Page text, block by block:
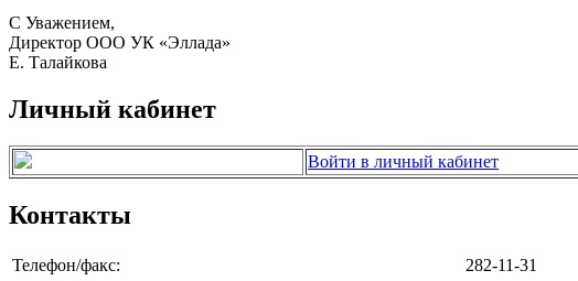
С Уважением,
Директор ООО УК «Эллада»
Е. Талайкова
Личный кабинет
Войти в личный кабинет
Контакты
Телефон/факс:
282-11-31